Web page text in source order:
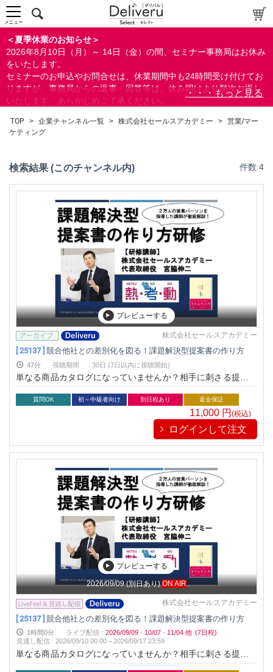
＜夏季休業のお知らせ＞
2026年8月10日（月）～ 14日（金）の間、セミナー事務局はお休み
をいたします。
セミナーのお申込やお問合せは、休業期間中も24時間受け付けてお
りますが、事務局からの返事・回答等は、休み明けより順次お返し
いたします。あらかじめご了承ください。
ができます。
メニュー
TOP > 企業チャンネル一覧 > 株式会社セールスアカデミー > 営業/マー
ケティング
検索結果 (このチャンネル内) 件数:4
プレビューする
株式会社セールスアカデミー
[ 25137 ] 競合他社との差別化を図る！課題解決型提案書の作り方
47分 視聴期間 : 30日 (7日以内に視聴開始)
単なる商品カタログになっていませんか？相手に刺さる提案書
の構成をお伝えします！
質問OK 初～中級者向け 別日程あり 返金保証
11,000 円 (税込)
ログインして注文
プレビューする
2026/09/09 (別日あり) ON AIR
株式会社セールスアカデミー
[ 25137 ] 競合他社との差別化を図る！課題解決型提案書の作り方
1時間0分 ライブ配信 : 2026/09/09 · 10/07 · 11/04 他 (7日程)
見逃し配信 :2026/09/10 00:00～2026/09/17 23:59
単なる商品カタログになっていませんか？相手に刺さる提案書
の構成をお伝えします！